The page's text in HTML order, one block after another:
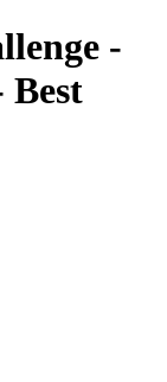
-
Best